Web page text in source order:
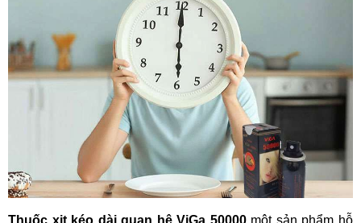
Thuốc xịt kéo dài quan hệ ViGa 50000một sản phẩm hỗ